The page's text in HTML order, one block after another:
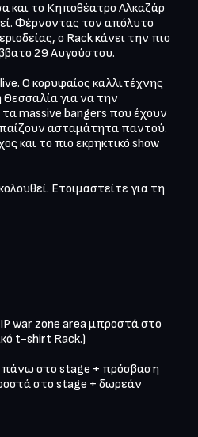
και το Κηποθέατρο Αλκαζάρ
Φέρνοντας τον απόλυτο
ο Rack κάνει την πιο
29 Αυγούστου.
Ο κορυφαίος καλλιτέχνης
Θεσσαλία για να την
τα massive bangers που έχουν
ασταμάτητα παντού.
και το πιο εκρηκτικό show
Ετοιμαστείτε για τη
war zone area μπροστά στο
t-shirt Rack.)
πάνω στο stage + πρόσβαση
στο stage + δωρεάν